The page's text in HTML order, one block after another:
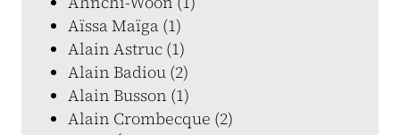
Aïssa Maïga (1)
Alain Astruc (1)
Alain Badiou (2)
Alain Busson (1)
Alain Crombecque (2)